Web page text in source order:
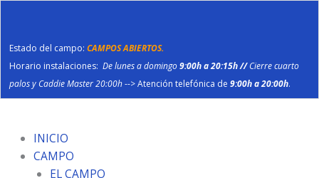
Estado del campo: CAMPOS ABIERTOS.
Horario instalaciones: De lunes a domingo9:00h a 20:15h //Cierre cuarto
palos y Caddie Master 20:00h--> Atención telefónica de 9:00h a 20:00h.
contenido
INICIO
CAMPO
EL CAMPO